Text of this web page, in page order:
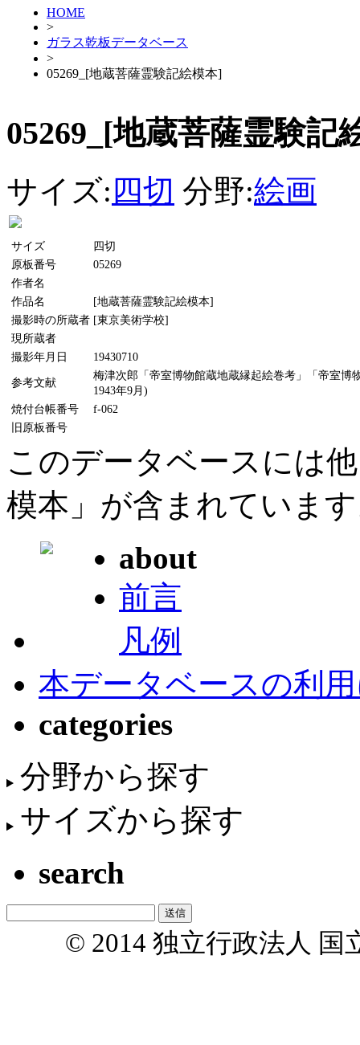
HOME
>
ガラス乾板データベース
>
05269_[地蔵菩薩霊験記絵模本]
05269_[地蔵菩薩霊験記
サイズ: 四切 分野:絵画
サイズ
四切
原板番号
05269
作者名
作品名
[地蔵菩薩霊験記絵模本]
撮影時の所蔵者 [東京美術学校]
現所蔵者
撮影年月日
19430710
参考文献
梅津次郎「帝室博物館蔵地蔵縁起絵巻考」「帝室博
1943年9月)
焼付台帳番号
f-062
旧原板番号
このデータベースには
模本」が含まれていま
about
前言
凡例
本データベースの利
categories
分野から探す
サイズから探す
search
© 2014 独立行政法人 国